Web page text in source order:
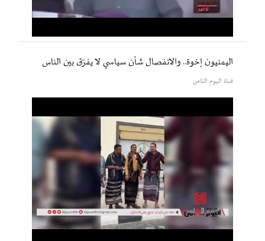
اليمنيون إخوة.. والانفصال شأن سياسي لا يفرّق بين الناس
قناة اليوم الثامن